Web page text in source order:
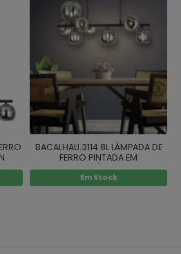
BACALHAU.3114 8L LÂMPADA DE
FERRO PINTADA EM
PRETO/PAVÃO
Em Stock